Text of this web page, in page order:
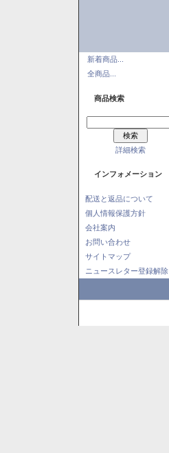
新着商品...
全商品...
商品検索
詳細検索
インフォメーション
配送と返品について
個人情報保護方針
会社案内
お問い合わせ
サイトマップ
ニュースレター登録解除